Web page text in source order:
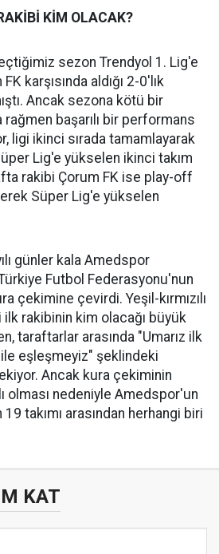
KİM OLACAK?
sezon Trendyol 1. Lig'e
karşısında aldığı 2-0'lık
Ancak sezona kötü bir
rağmen başarılı bir performans
ligi ikinci sırada tamamlayarak
Lig'e yükselen ikinci takım
rakibi Çorum FK ise play-off
Süper Lig'e yükselen
günler kala Amedspor
Futbol Federasyonu'nun
çekimine çevirdi. Yeşil-kırmızılı
rakibinin kim olacağı büyük
taraftarlar arasında "Umarız ilk
eşleşmeyiz" şeklindeki
Ancak kura çekiminin
olması nedeniyle Amedspor'un
takımı arasından herhangi biri
KAT